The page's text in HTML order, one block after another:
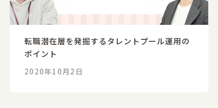
転職潜在層を発掘するタレントプール運用の
ポイント
2020年10月2日